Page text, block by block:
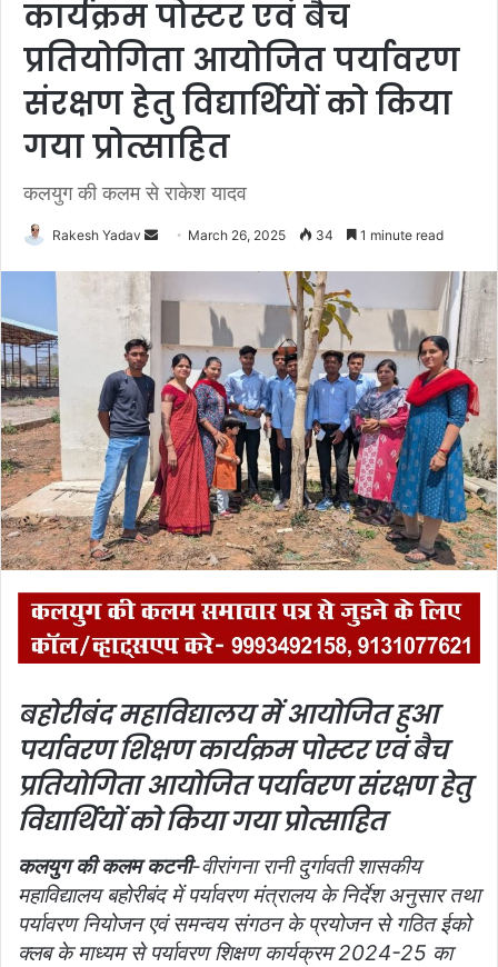
कार्यक्रम पोस्टर एवं बैच
प्रतियोगिता आयोजित पर्यावरण
संरक्षण हेतु विद्यार्थियों को किया
गया प्रोत्साहित
कलयुग की कलम से राकेश यादव
Rakesh Yadav
a
e
m
a
i
l
March 26, 2025 34 1 minute read
बहोरीबंद महाविद्यालय में आयोजित हुआ
पर्यावरण शिक्षण कार्यक्रमपोस्टर एवं बैच
प्रतियोगिता आयोजितपर्यावरण संरक्षण हेतु
विद्यार्थियों को किया गया प्रोत्साहित
कलयुग की कलम कटनी-वीरांगना रानी दुर्गावती शासकीय
महाविद्यालय बहोरीबंद में पर्यावरण मंत्रालय के निर्देश अनुसार तथा
पर्यावरण नियोजन एवं समन्वय संगठन के प्रयोजन से गठित ईको
क्लब के माध्यम से पर्यावरण शिक्षण कार्यक्रम 2024-25 का